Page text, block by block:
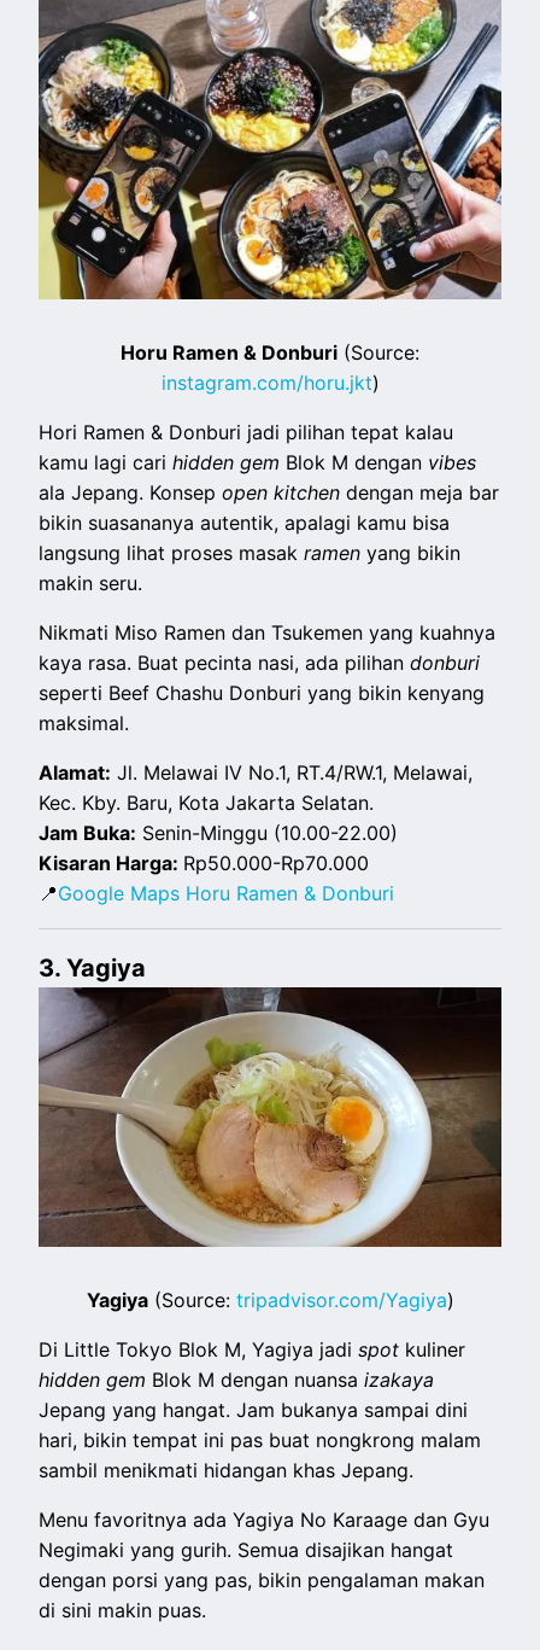
Horu Ramen & Donburi (Source:
instagram.com/horu.jkt)
Hori Ramen & Donburi jadi pilihan tepat kalau
kamu lagi carihidden gem Blok M dengan vibes
ala Jepang. Konsepopen kitchendengan meja bar
bikin suasananya autentik, apalagi kamu bisa
langsung lihat proses masakramenyang bikin
makin seru.
Nikmati Miso Ramen dan Tsukemen yang kuahnya
kaya rasa. Buat pecinta nasi, ada pilihandonburi
seperti Beef Chashu Donburi yang bikin kenyang
maksimal.
Alamat: Jl. Melawai IV No.1, RT.4/RW.1, Melawai,
Kec. Kby. Baru, Kota Jakarta Selatan.
Jam Buka: Senin-Minggu (10.00-22.00)
Kisaran Harga: Rp50.000-Rp70.000
📍Google Maps Horu Ramen & Donburi
3. Yagiya
Yagiya(Source: tripadvisor.com/Yagiya)
Di Little Tokyo Blok M, Yagiya jadispot kuliner
hidden gem Blok M dengan nuansaizakaya
Jepang yang hangat. Jam bukanya sampai dini
hari, bikin tempat ini pas buat nongkrong malam
sambil menikmati hidangan khas Jepang.
Menu favoritnya ada Yagiya No Karaage dan Gyu
Negimaki yang gurih. Semua disajikan hangat
dengan porsi yang pas, bikin pengalaman makan
di sini makin puas.